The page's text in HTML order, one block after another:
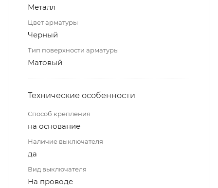
Металл
Цвет арматуры
Черный
Тип поверхности арматуры
Матовый
Технические особенности
Способ крепления
на основание
Наличие выключателя
да
Вид выключателя
На проводе